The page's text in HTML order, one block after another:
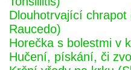
Dlouhotrvající
Raucedo)
Horečka s bolestmi v
Hučení, pískání, či